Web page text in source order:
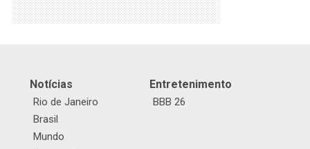
Notícias
Rio de Janeiro
Brasil
Mundo
Entretenimento
BBB 26